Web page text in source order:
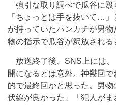
強引な取り調べで瓜谷に殴
「ちょっとは手を抜いて…
が持っていたハンカチが男
物の指示で瓜谷が釈放される
放送終了後、SNS上には、
開になるとは意外。神鬱回
的で最終回かと思った。男
伏線が良かった」「犯人が